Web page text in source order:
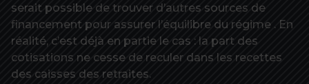
serait possible de trouver d’autres sources de
financement pour assurer l’équilibre du régime . En
réalité, c’est déjà en partie le cas : la part des
cotisations ne cesse de reculer dans les recettes
des caisses des retraites.